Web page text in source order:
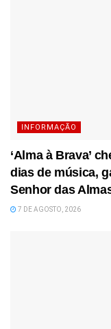
INFORMAÇÃO
‘Alma à Brava’
dias de música,
Senhor das
7 DE AGOSTO, 2026